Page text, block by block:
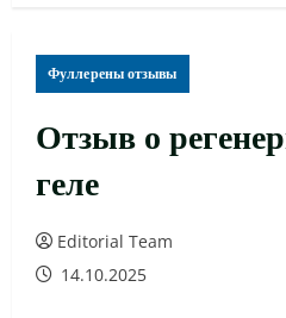
Фуллерены отзывы
Отзыв о
геле
Editorial Team
14.10.2025